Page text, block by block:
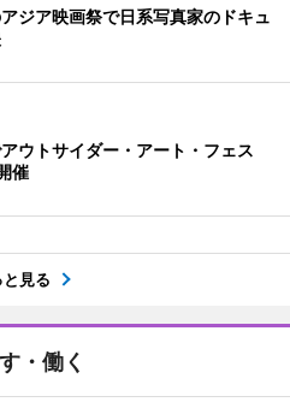
ジア映画祭で日系写真家のドキュ
ウトサイダー・アート・フェス
催
と見る
・働く